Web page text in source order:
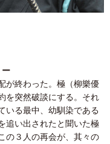
ー
が終わった。極（柳樂優
を突然破談にする。それ
いる最中、幼馴染である
追い出されたと聞いた極
の３人の再会が、其々の